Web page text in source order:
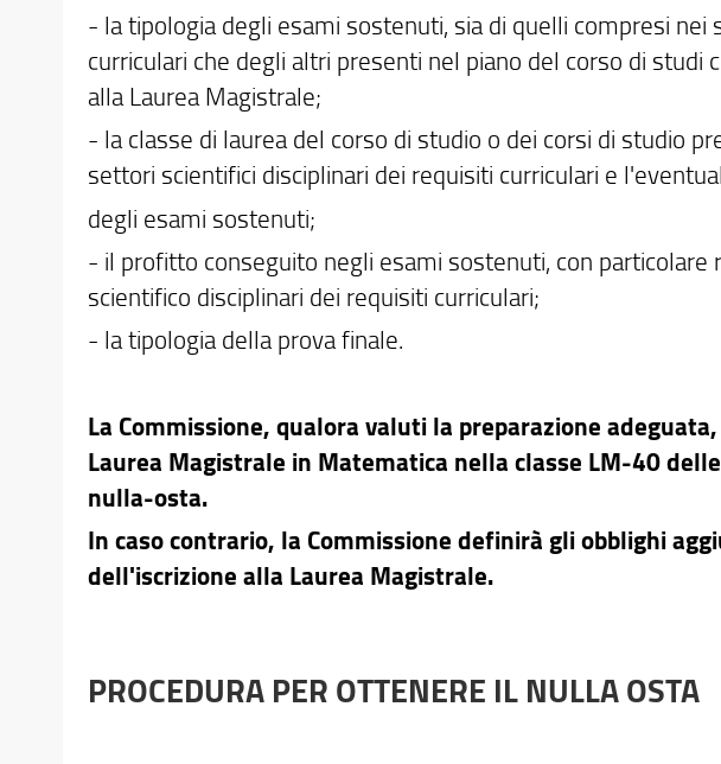
- la tipologia degli esami sostenuti, sia di quelli compresi
curriculari che degli altri presenti nel piano del corso di
alla Laurea Magistrale;
- la classe di laurea del corso di studio o dei corsi di studio
settori scientifici disciplinari dei requisiti curriculari e
degli esami sostenuti;
- il profitto conseguito negli esami sostenuti, con particolare
scientifico disciplinari dei requisiti curriculari;
- la tipologia della prova finale.
La Commissione, qualora valuti la preparazione
Laurea Magistrale in Matematica nella classe LM-40
nulla-osta.
In caso contrario, la Commissione definirà gli obblighi
dell'iscrizione alla Laurea Magistrale.
PROCEDURA PER OTTENERE IL NULLA OSTA